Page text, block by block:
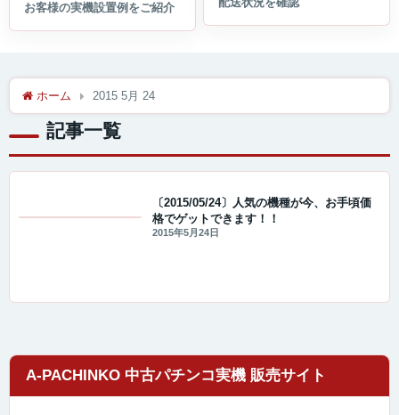
ホーム 2015 5月 24
記事一覧
〔2015/05/24〕人気の機種が今、お手頃価
格でゲットできます！！
2015年5月24日
A-PACHINKO 中古パチンコ実機 販売サイト